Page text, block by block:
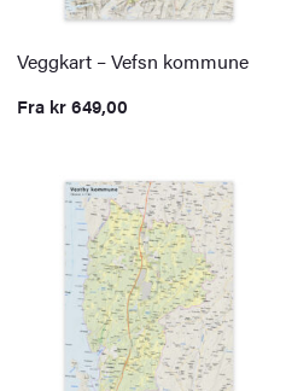
Veggkart – Vefsn kommune
Fra kr649,00